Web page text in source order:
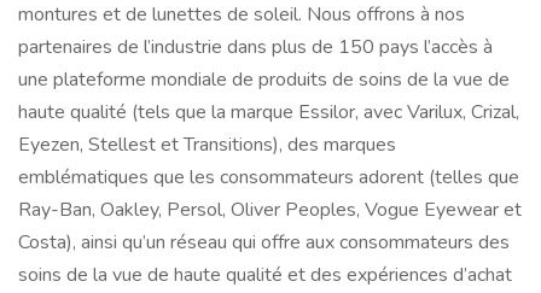
montures et de lunettes de soleil. Nous offrons à nos
partenaires de l’industrie dans plus de 150 pays l’accès à
une plateforme mondiale de produits de soins de la vue de
haute qualité (tels que la marque Essilor, avec Varilux, Crizal,
Eyezen, Stellest et Transitions), des marques
emblématiques que les consommateurs adorent (telles que
Ray-Ban, Oakley, Persol, Oliver Peoples, Vogue Eyewear et
Costa), ainsi qu’un réseau qui offre aux consommateurs des
soins de la vue de haute qualité et des expériences d’achat